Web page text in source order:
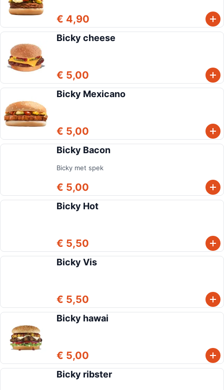
€ 4,90
Bicky cheese
€ 5,00
Bicky Mexicano
€ 5,00
Bicky Bacon
Bicky met spek
€ 5,00
Bicky Hot
€ 5,50
Bicky Vis
€ 5,50
Bicky hawai
€ 5,00
Bicky ribster